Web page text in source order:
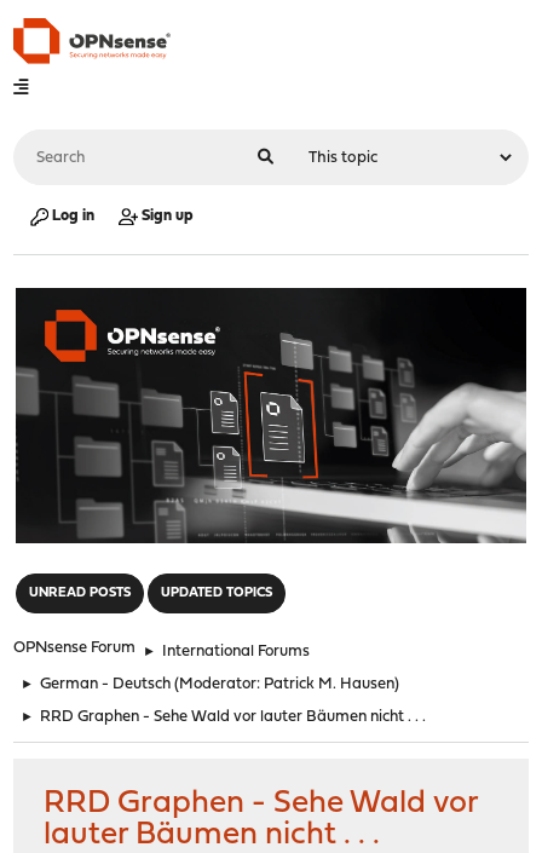
Log in Sign up
UNREAD POSTS UPDATED TOPICS
OPNsense Forum ► International Forums
► German - Deutsch (Moderator: Patrick M. Hausen)
► RRD Graphen - Sehe Wald vor lauter Bäumen nicht . . .
RRD Graphen - Sehe Wald vor
lauter Bäumen nicht . . .